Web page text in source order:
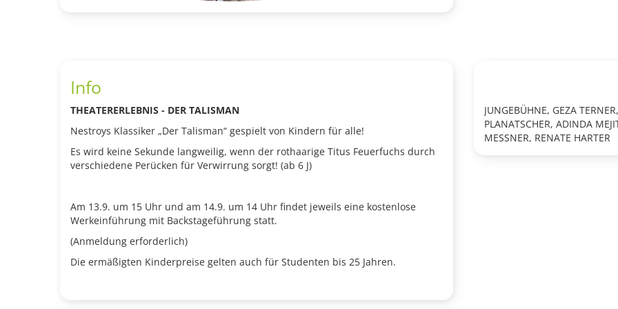
Info
THEATERERLEBNIS - DER TALISMAN
Nestroys Klassiker „Der Talisman“ gespielt von Kindern für alle!
Es wird keine Sekunde langweilig, wenn der rothaarige Titus Feuerfuchs durch
verschiedene Perücken für Verwirrung sorgt! (ab 6 J)
Am 13.9. um 15 Uhr und am 14.9. um 14 Uhr findet jeweils eine kostenlose
Werkeinführung mit Backstageführung statt.
(Anmeldung erforderlich)
Die ermäßigten Kinderpreise gelten auch für Studenten bis 25 Jahren.
JUNGEBÜHNE, GEZA
PLANATSCHER, ADINDA
MESSNER, RENATE HARTER